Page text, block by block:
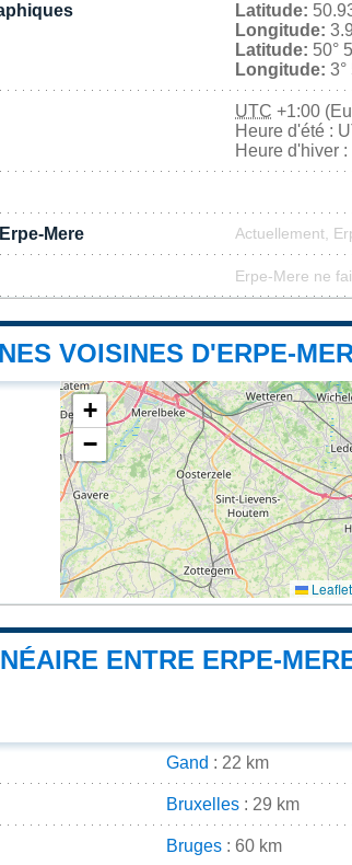
Latitude:
Longitude:
Latitude: 50°
Longitude: 3°
UTC +1:00
Heure d'été :
Heure d'hiver
Mere Actuellement,
Erpe-Mere ne
VOISINES D'ERPE-
+
−
Leaflet
ENTRE ERPE-
Gand : 22 km
Bruxelles : 29 km
Bruges : 60 km